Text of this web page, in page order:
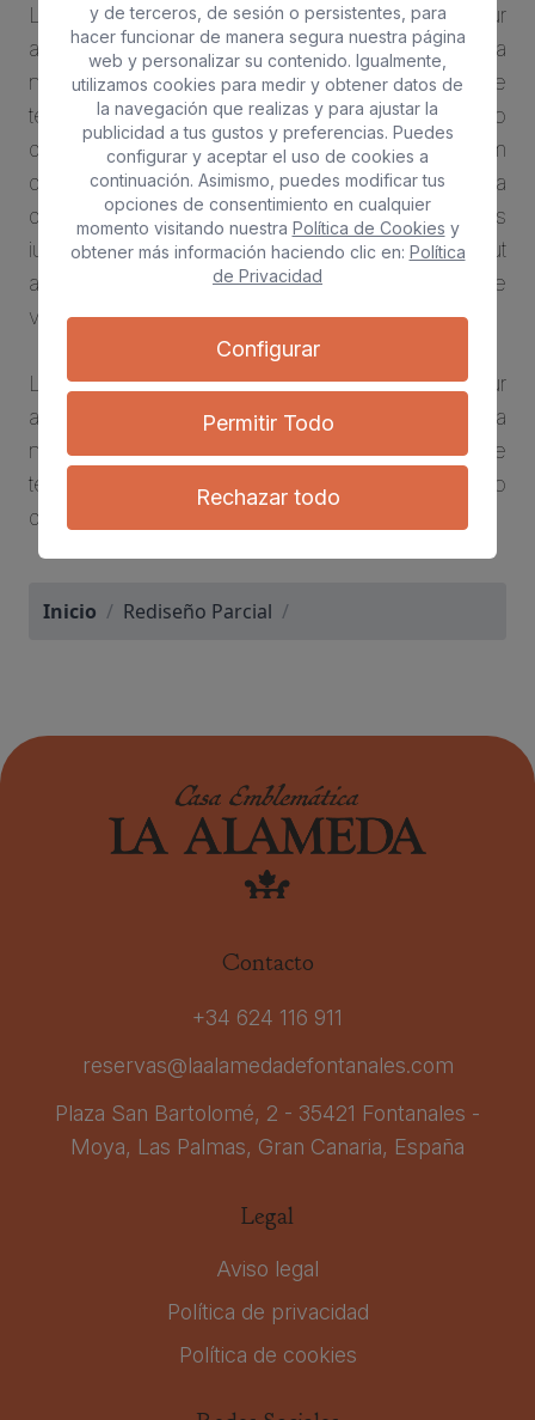
Lorem ipsum dolor sit amet, consectetur
adipisicing elit. Culpa quo ducimus, expedita
nesciunt! Eveniet corporis iure provident, cumque
temporibus laudantium. Aut atque ducimus vero
quia odit, illo quod dolore voluptatum!Lorem ipsum
dolor sit amet, consectetur adipisicing elit. Culpa
quo ducimus, expedita nesciunt! Eveniet corporis
iure provident, cumque temporibus laudantium. Aut
atque ducimus vero quia odit, illo quod dolore
voluptatum!
Lorem ipsum dolor sit amet, consectetur
adipisicing elit. Culpa quo ducimus, expedita
nesciunt! Eveniet corporis iure provident, cumque
temporibus laudantium. Aut atque ducimus vero
quia odit, illo quod dolore voluptatum!
Inicio / Rediseño Parcial /
Contacto
+34 624 116 911
reservas@laalamedadefontanales.com
Plaza San Bartolomé, 2 - 35421 Fontanales -
Moya, Las Palmas, Gran Canaria, España
Legal
Aviso legal
Política de privacidad
Política de cookies
y de terceros, de sesión o persistentes, para
hacer funcionar de manera segura nuestra página
web y personalizar su contenido. Igualmente,
utilizamos cookies para medir y obtener datos de
la navegación que realizas y para ajustar la
publicidad a tus gustos y preferencias. Puedes
configurar y aceptar el uso de cookies a
continuación. Asimismo, puedes modificar tus
opciones de consentimiento en cualquier
momento visitando nuestra Política de Cookies y
obtener más información haciendo clic en: Política
de Privacidad
Configurar
Permitir Todo
Rechazar todo